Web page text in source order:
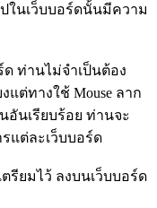
ในเว็บบอร์ดนั้นมีความ
ท่านไม่จำเป็นต้อง
ต่ทางใช้ Mouse ลาก
อันเรียบร้อย ท่านจะ
แต่ละเว็บบอร์ด
รียมไว้ ลงบนเว็บบอร์ด